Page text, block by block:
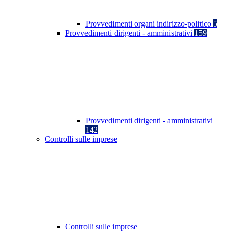
Provvedimenti organi indirizzo-politico 5
Provvedimenti dirigenti - amministrativi 159
Provvedimenti dirigenti - amministrativi
142
Controlli sulle imprese
Controlli sulle imprese